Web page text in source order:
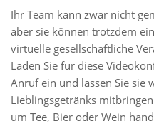
Ihr Team kann zwar nicht
aber sie können trotzdem
virtuelle gesellschaftliche
Laden Sie für diese
Anruf ein und lassen Sie sie
Lieblingsgetränks
um Tee, Bier oder Wein